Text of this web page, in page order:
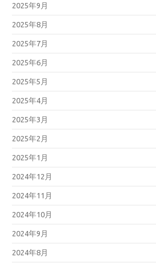
2025年9月
2025年8月
2025年7月
2025年6月
2025年5月
2025年4月
2025年3月
2025年2月
2025年1月
2024年12月
2024年11月
2024年10月
2024年9月
2024年8月